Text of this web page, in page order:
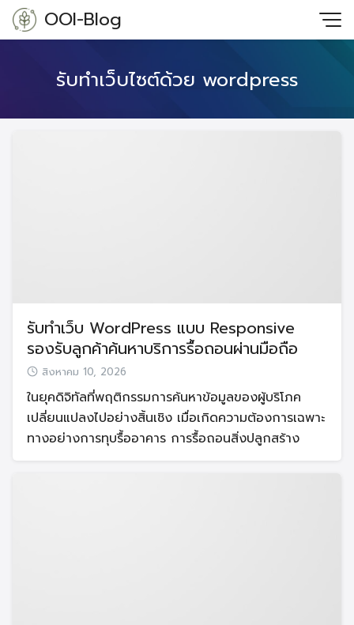
Skip
OOI-Blog
รับทำเว็บไซต์ด้วย wordpress
รับทำเว็บ WordPress แบบ Responsive
รองรับลูกค้าค้นหาบริการรื้อถอนผ่านมือถือ
สิงหาคม 10, 2026
ในยุคดิจิทัลที่พฤติกรรมการค้นหาข้อมูลของผู้บริโภค
เปลี่ยนแปลงไปอย่างสิ้นเชิง เมื่อเกิดความต้องการเฉพาะ
ทางอย่างการทุบรื้ออาคาร การรื้อถอนสิ่งปลูกสร้าง